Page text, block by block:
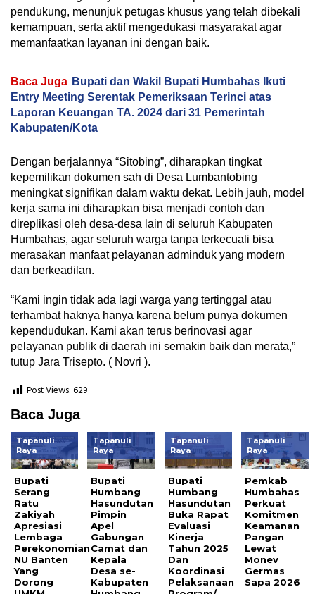
pendukung, menunjuk petugas khusus yang telah dibekali
kemampuan, serta aktif mengedukasi masyarakat agar
memanfaatkan layanan ini dengan baik.
Baca Juga Bupati dan Wakil Bupati Humbahas Ikuti
Entry Meeting Serentak Pemeriksaan Terinci atas
Laporan Keuangan TA. 2024 dari 31 Pemerintah
Kabupaten/Kota
Dengan berjalannya “Sitobing”, diharapkan tingkat
kepemilikan dokumen sah di Desa Lumbantobing
meningkat signifikan dalam waktu dekat. Lebih jauh, model
kerja sama ini diharapkan bisa menjadi contoh dan
direplikasi oleh desa-desa lain di seluruh Kabupaten
Humbahas, agar seluruh warga tanpa terkecuali bisa
merasakan manfaat pelayanan adminduk yang modern
dan berkeadilan.
“Kami ingin tidak ada lagi warga yang tertinggal atau
terhambat haknya hanya karena belum punya dokumen
kependudukan. Kami akan terus berinovasi agar
pelayanan publik di daerah ini semakin baik dan merata,”
tutup Jara Trisepto. ( Novri ).
Post Views:629
Baca Juga
Tapanuli
Raya
Bupati
Serang
Ratu
Zakiyah
Apresiasi
Lembaga
Perekonomian
NU Banten
Yang
Dorong
Tapanuli
Raya
Bupati
Humbang
Hasundutan
Pimpin
Apel
Gabungan
Camat dan
Kepala
Desa se-
Kabupaten
Tapanuli
Raya
Bupati
Humbang
Hasundutan
Buka Rapat
Evaluasi
Kinerja
Tahun 2025
Dan
Koordinasi
Pelaksanaan
Tapanuli
Raya
Pemkab
Humbahas
Perkuat
Komitmen
Keamanan
Pangan
Lewat
Monev
Germas
Sapa 2026